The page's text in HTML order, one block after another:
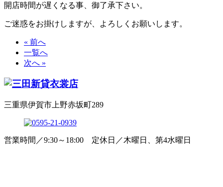
開店時間が遅くなる事、御了承下さい。
ご迷惑をお掛けしますが、よろしくお願いします。
« 前へ
一覧へ
次へ »
三重県伊賀市上野赤坂町289
営業時間／9:30～18:00 定休日／木曜日、第4水曜日